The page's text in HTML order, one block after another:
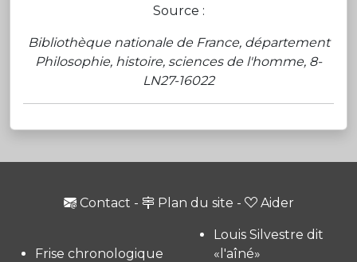
Source :
Bibliothèque nationale de France, département
Philosophie, histoire, sciences de l'homme, 8-
LN27-16022
Contact - Plan du site - Aider
Frise chronologique
Louis Silvestre dit
«l'aîné»